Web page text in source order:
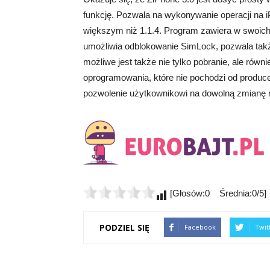
funkcję. Pozwala na wykonywanie operacji na
większym niż 1.1.4. Program zawiera w
umożliwia odblokowanie SimLock, pozwala
możliwe jest także nie tylko pobranie, ale
oprogramowania, które nie pochodzi od
pozwolenie użytkownikowi na dowolną zmianę
[Głosów:0 Średnia:0/5]
PODZIEL SIĘ Facebook